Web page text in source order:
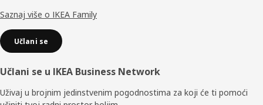
Saznaj više o IKEA Family
Učlani se
Učlani se u IKEA Business Network
Uživaj u brojnim jedinstvenim pogodnostima za koji će ti pomoći